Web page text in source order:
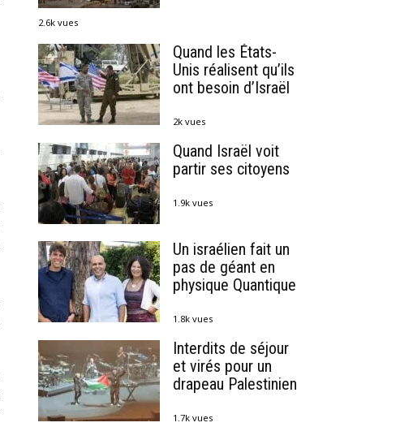
2.6k vues
Quand les États-
Unis réalisent qu’ils
ont besoin d’Israël
2k vues
Quand Israël voit
partir ses citoyens
1.9k vues
Un israélien fait un
pas de géant en
physique Quantique
1.8k vues
Interdits de séjour
et virés pour un
drapeau Palestinien
1.7k vues